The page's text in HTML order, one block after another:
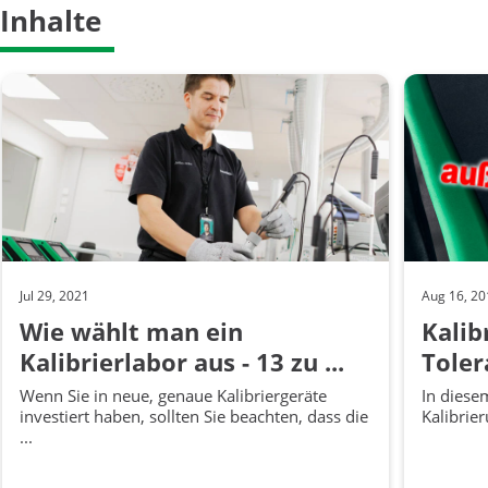
Inhalte
Jul 29, 2021
Wie wählt man ein
Kalibrierlabor aus - 13 zu ...
Wenn Sie in neue, genaue Kalibriergeräte
investiert haben, sollten Sie beachten, dass die
...
Aug 16,
In